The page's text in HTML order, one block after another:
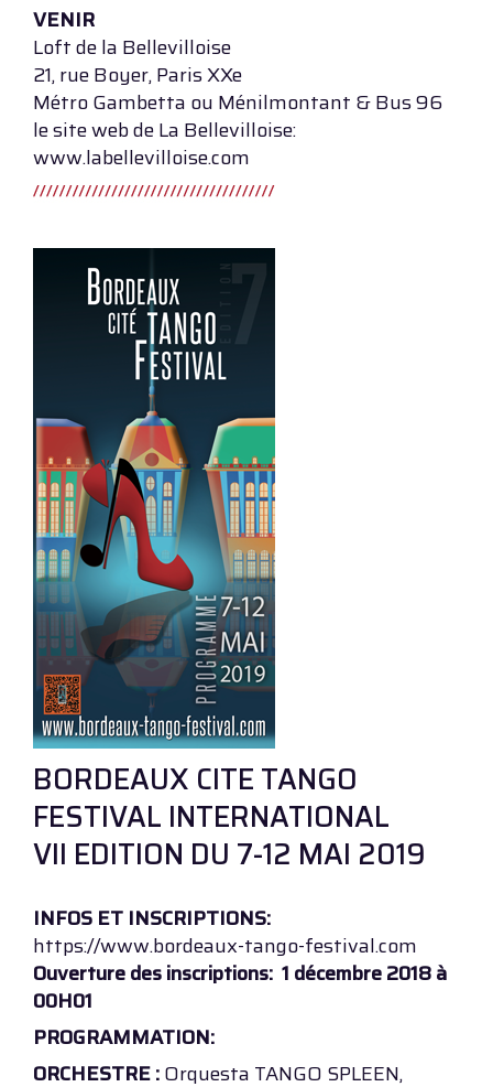
VENIR
Loft de la Bellevilloise
21, rue Boyer, Paris XXe
Métro Gambetta ou Ménilmontant & Bus 96
le site web de La Bellevilloise:
www.labellevilloise.com
BORDEAUX CITE TANGO
FESTIVAL INTERNATIONAL
VII EDITION DU 7-12 MAI 2019
INFOS ET INSCRIPTIONS:
https://www.bordeaux-tango-festival.com
Ouverture des inscriptions: 1 décembre 2018 à
00H01
PROGRAMMATION:
ORCHESTRE :Orquesta TANGO SPLEEN,